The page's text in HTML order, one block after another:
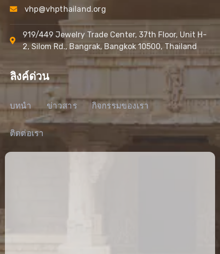
vhp@vhpthailand.org
919/449 Jewelry Trade Center, 37th Floor, Unit H-
2, Silom Rd., Bangrak, Bangkok 10500, Thailand
ลิงค์ด่วน
บทนำ ข่าวสาร กิจกรรมของเรา
ติดต่อเรา